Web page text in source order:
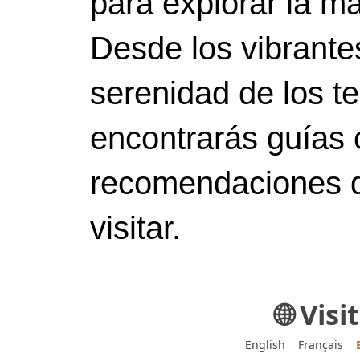
Desde los
serenidad de los
encontrarás guías
recomendaciones
visitar.
🌐
English Français